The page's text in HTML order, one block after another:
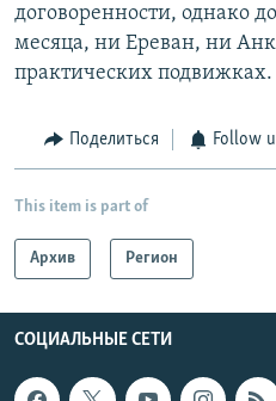
договоренности, однако
месяца, ни Ереван, ни
практических подвижках.
Поделиться Follow
This item is part of
Архив Регион
СОЦИАЛЬНЫЕ СЕТИ